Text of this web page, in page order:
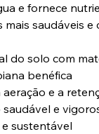
e fornece
saudáveis e
do solo com
benéfica
e a
e
sustentável